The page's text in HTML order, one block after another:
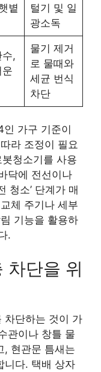
볕
털기 및 일
광소독
수,
운
물기 제거
로 물때와
세균 번식
차단
가구 기준이
라 조정이 필요
청소기를 사용
닥에 전선이나
청소’ 단계가 매
체 주기나 세부
기능을 활용하
.
차단을 위
차단하는 것이 가
관이나 창틀 물
, 현관문 틈새는
니다. 택배 상자